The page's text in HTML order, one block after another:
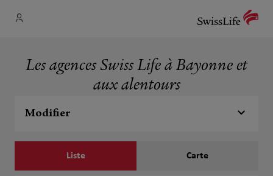
Les agences Swiss Life à Bayonne et
aux alentours
Modifier
Liste Carte